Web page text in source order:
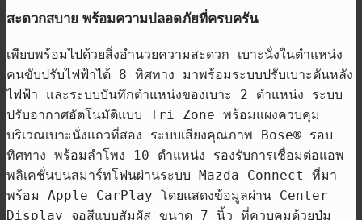
สะดวกสบาย พร้อมความปลอดภัยที่ครบครัน
เพียบพร้อมไปด้วยสิ่งอำนวยความสะดวก เบาะนั่งในตำแหน่ง
คนขับปรับไฟฟ้าได้ 8 ทิศทาง มาพร้อมระบบปรับเบาะดันหลัง
ไฟฟ้า และระบบบันทึกตำแหน่งของเบาะ 2 ตำแหน่ง ระบบ
ปรับอากาศอัตโนมัติแบบ Tri Zone พร้อมแผงควบคุม
บริเวณเบาะนั่งแถวที่สอง ระบบเสียงคุณภาพ Bose® รอบ
ทิศทาง พร้อมลำโพง
10 ตำแหน่ง รองรับการเชื่อมต่อแอพ
พลิเคชั่นบนสมาร์ทโฟนผ่านระบบ Mazda Connect ที่มา
พร้อม Apple CarPlay โดยแสดงข้อมูลผ่าน Center
Display จอสีแบบสัมผัส ขนาด 7 นิ้ว ที่ควบคุมด้วยปุ่ม